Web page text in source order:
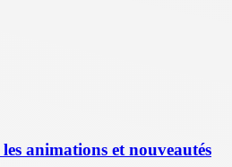
animations et nouveautés